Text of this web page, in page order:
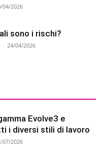
04/2026
sono i rischi?
- 24/04/2026
Evolve3 e
i diversi stili di lavoro
07/2026